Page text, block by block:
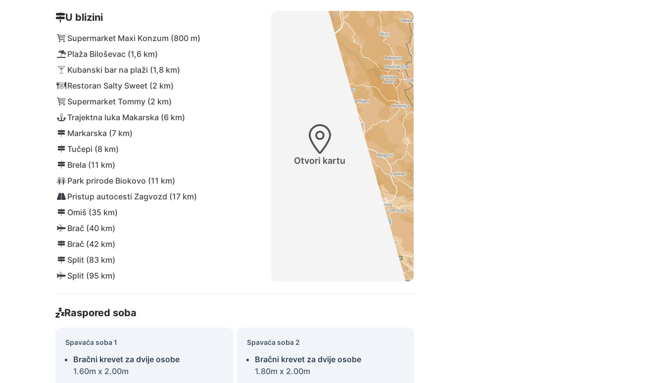
U blizini
Supermarket Maxi Konzum (800 m)
Plaža Biloševac (1,6 km)
Kubanski bar na plaži (1,8 km)
Restoran Salty Sweet (2 km)
Supermarket Tommy (2 km)
Trajektna luka Makarska (6 km)
Markarska (7 km)
Tučepi (8 km)
Brela (11 km)
Park prirode Biokovo (11 km)
Pristup autocesti Zagvozd (17 km)
Omiš (35 km)
Brač (40 km)
Brač (42 km)
Split (83 km)
Split (95 km)
Otvori kartu
Raspored soba
Spavaća soba 1
Bračni krevet za dvije osobe
1.60m x 2.00m
Spavaća soba 2
Bračni krevet za dvije osobe
1.80m x 2.00m